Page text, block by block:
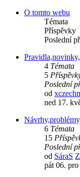
O tomto webu
Témata
Příspěvky
Poslední
4 Témata
5
Poslední
od
ned 17.
6 Témata
15
Poslední
od SáraS
pát 06.